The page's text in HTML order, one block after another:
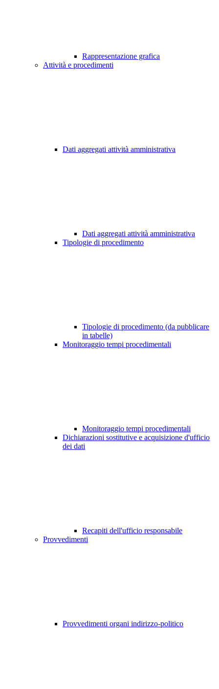
Rappresentazione grafica
Attività e procedimenti
Dati aggregati attività amministrativa
Dati aggregati attività amministrativa
Tipologie di procedimento
Tipologie di procedimento (da pubblicare
in tabelle)
Monitoraggio tempi procedimentali
Monitoraggio tempi procedimentali
Dichiarazioni sostitutive e acquisizione d'ufficio
dei dati
Recapiti dell'ufficio responsabile
Provvedimenti
Provvedimenti organi indirizzo-politico